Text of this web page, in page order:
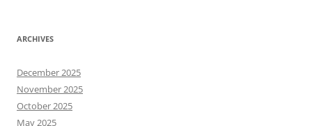
ARCHIVES
December 2025
November 2025
October 2025
May 2025